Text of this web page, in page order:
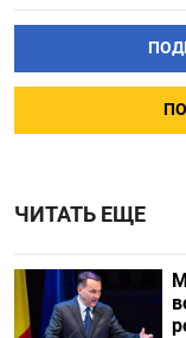
ЧИТАТЬ ЕЩЕ